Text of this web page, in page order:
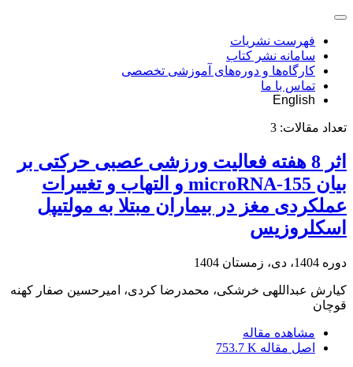
فهرست نشریات
سامانه نشر کتاب
کارگاه‌ها و دوره‌های آموزشی تخصصی
تماس با ما
English
تعداد مقالات: 3
اثر 8 هفته فعالیت ورزشی عصبی حرکتی بر
بیان 155-microRNA و التهاب و تغییرات
عملکردی مغز در بیماران مبتلا به مولتیپل
اسکلروزیس
دوره 1404، دی، زمستان 1404
کیارش عبداللهی خرشکی، محمدرضا کردی، امیرحسین صفار کهنه
قوچان
مشاهده مقاله
اصل مقاله 753.7 K